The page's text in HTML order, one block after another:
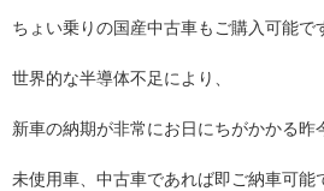
ちょい乗りの国産中古車もご購入可能で
世界的な半導体不足により、
新車の納期が非常にお日にちがかかる昨
未使用車、中古車であれば即ご納車可能